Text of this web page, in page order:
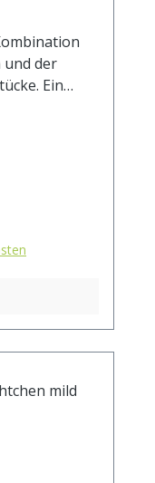
und der
Ein
ca. 20g